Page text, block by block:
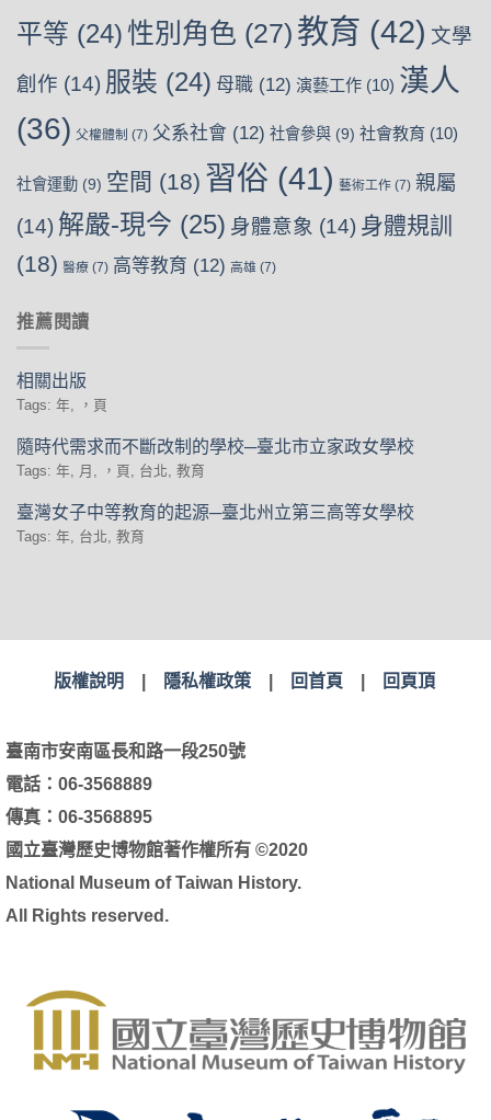
平等 (24) 性別角色 (27) 教育 (42) 文學
創作 (14) 服裝 (24) 母職 (12) 演藝工作 (10) 漢人
(36) 父權體制 (7) 父系社會 (12) 社會參與 (9) 社會教育 (10)
社會運動 (9) 空間 (18) 習俗 (41) 藝術工作 (7) 親屬
(14) 解嚴-現今 (25) 身體意象 (14) 身體規訓
(18) 醫療 (7) 高等教育 (12) 高雄 (7)
推薦閱讀
相關出版
Tags: 年, ，頁
隨時代需求而不斷改制的學校─臺北市立家政女學校
Tags: 年, 月, ，頁, 台北, 教育
臺灣女子中等教育的起源─臺北州立第三高等女學校
Tags: 年, 台北, 教育
版權說明 隱私權政策| 回首頁 回頁頂
臺南市安南區長和路一段250號
電話：06-3568889
傳真：06-3568895
國立臺灣歷史博物館著作權所有 ©2020
National Museum of Taiwan History.
All Rights reserved.